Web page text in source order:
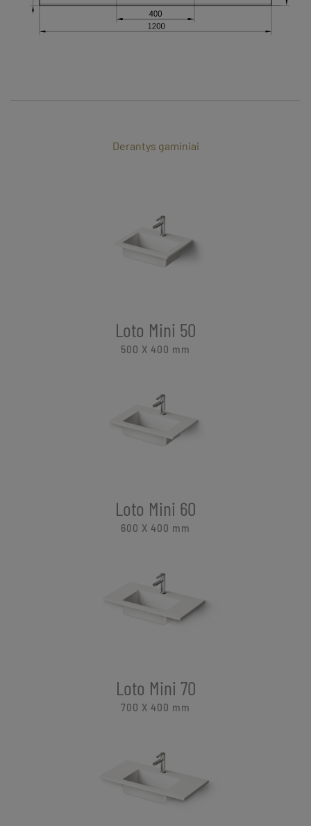
Derantys gaminiai
Loto Mini 50
500 X 400 mm
Loto Mini 60
600 X 400 mm
Loto Mini 70
700 X 400 mm